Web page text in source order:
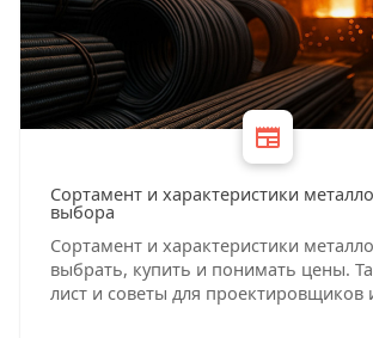
Сортамент и характеристики
выбора
Сортамент и характеристики
выбрать, купить и понимать цены.
лист и советы для проектировщиков